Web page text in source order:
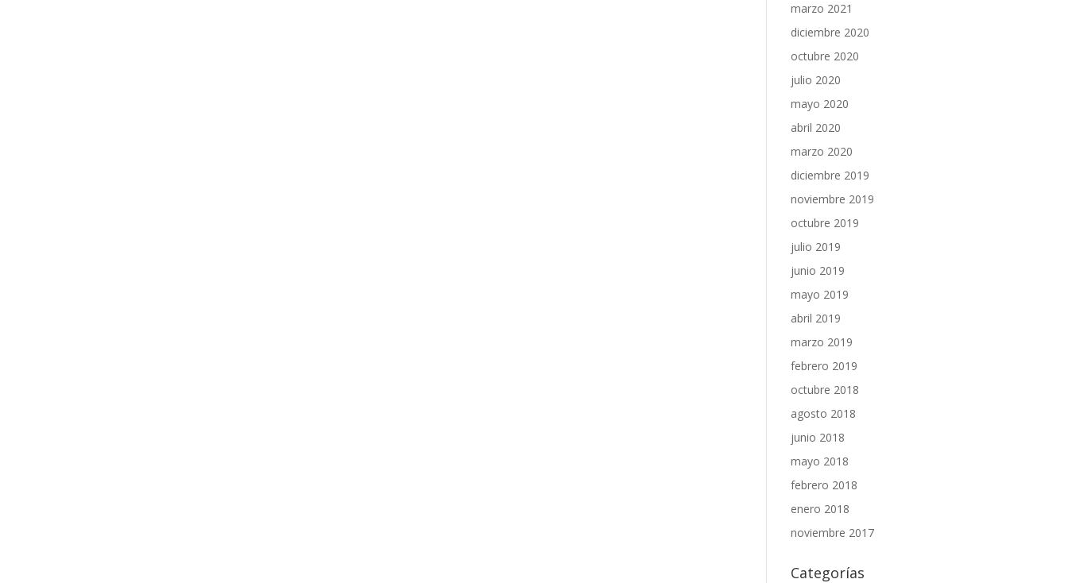
marzo 2021
diciembre 2020
octubre 2020
julio 2020
mayo 2020
abril 2020
marzo 2020
diciembre 2019
noviembre 2019
octubre 2019
julio 2019
junio 2019
mayo 2019
abril 2019
marzo 2019
febrero 2019
octubre 2018
agosto 2018
junio 2018
mayo 2018
febrero 2018
enero 2018
noviembre 2017
Categorías